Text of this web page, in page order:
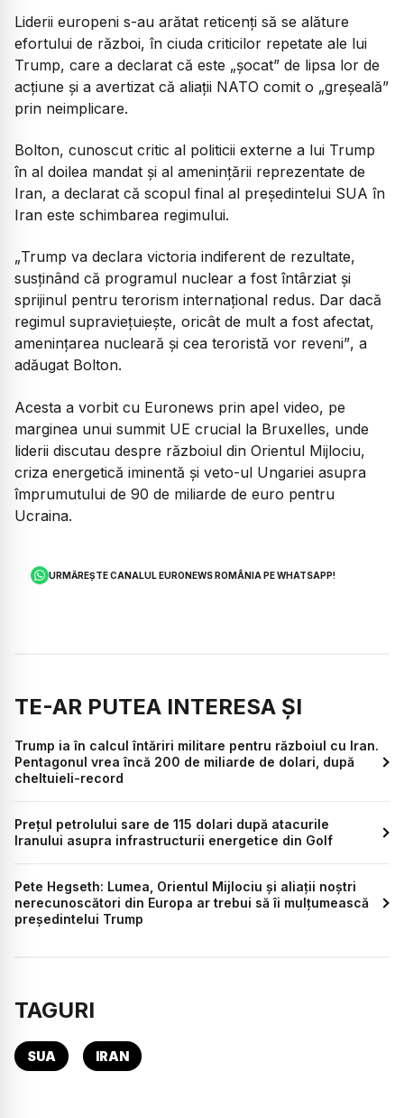
Liderii europeni s-au arătat reticenți să se alăture
efortului de război, în ciuda criticilor repetate ale lui
Trump, care a declarat că este „șocat” de lipsa lor de
acțiune și a avertizat că aliații NATO comit o „greșeală”
prin neimplicare.
Bolton, cunoscut critic al politicii externe a lui Trump
în al doilea mandat și al amenințării reprezentate de
Iran, a declarat că scopul final al președintelui SUA în
Iran este schimbarea regimului.
„Trump va declara victoria indiferent de rezultate,
susținând că programul nuclear a fost întârziat și
sprijinul pentru terorism internațional redus. Dar dacă
regimul supraviețuiește, oricât de mult a fost afectat,
amenințarea nucleară și cea teroristă vor reveni”, a
adăugat Bolton.
Acesta a vorbit cu Euronews prin apel video, pe
marginea unui summit UE crucial la Bruxelles, unde
liderii discutau despre războiul din Orientul Mijlociu,
criza energetică iminentă și veto-ul Ungariei asupra
împrumutului de 90 de miliarde de euro pentru
Ucraina.
URMĂREȘTE CANALUL EURONEWS ROMÂNIA PE WHATSAPP!
TE-AR PUTEA INTERESA ȘI
Trump ia în calcul întăriri militare pentru războiul cu Iran.
Pentagonul vrea încă 200 de miliarde de dolari, după
cheltuieli-record
Prețul petrolului sare de 115 dolari după atacurile
Iranului asupra infrastructurii energetice din Golf
Pete Hegseth: Lumea, Orientul Mijlociu și aliații noștri
nerecunoscători din Europa ar trebui să îi mulțumească
președintelui Trump
TAGURI
SUA IRAN